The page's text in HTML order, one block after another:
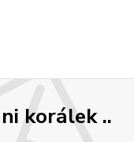
korálek ..